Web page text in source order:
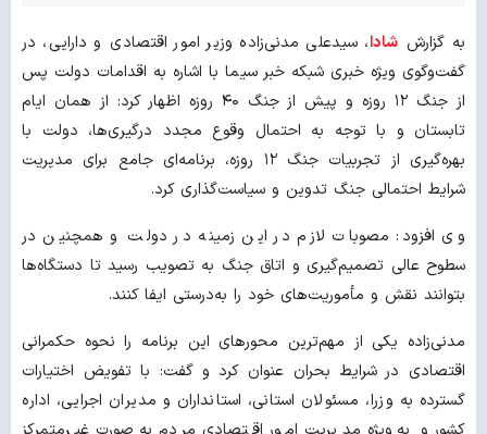
به گزارش شادا، سیدعلی مدنی‌زاده وزیر امور اقتصادی و دارایی، در
گفت‌وگوی ویژه خبری شبکه خبر سیما با اشاره به اقدامات دولت پس
از جنگ ۱۲ روزه و پیش از جنگ ۴۰ روزه اظهار کرد: از همان ایام
تابستان و با توجه به احتمال وقوع مجدد درگیری‌ها، دولت با
بهره‌گیری از تجربیات جنگ ۱۲ روزه، برنامه‌ای جامع برای مدیریت
شرایط احتمالی جنگ تدوین و سیاست‌گذاری کرد.
وی افزود: مصوبات لازم در این زمینه در دولت و همچنین در
سطوح عالی تصمیم‌گیری و اتاق جنگ به تصویب رسید تا دستگاه‌ها
بتوانند نقش و مأموریت‌های خود را به‌درستی ایفا کنند.
مدنی‌زاده یکی از مهم‌ترین محورهای این برنامه را نحوه حکمرانی
اقتصادی در شرایط بحران عنوان کرد و گفت: با تفویض اختیارات
گسترده به وزرا، مسئولان استانی، استانداران و مدیران اجرایی، اداره